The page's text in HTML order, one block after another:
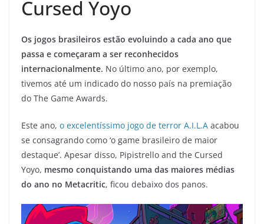
Cursed Yoyo
Os jogos brasileiros estão evoluindo a cada ano que
passa e começaram a ser reconhecidos
internacionalmente. No último ano, por exemplo,
tivemos até um indicado do nosso país na premiação
do The Game Awards.
Este ano, o excelentíssimo jogo de terror A.I.L.A acabou
se consagrando como ‘o game brasileiro de maior
destaque’. Apesar disso, Pipistrello and the Cursed
Yoyo, mesmo conquistando uma das maiores médias
do ano no Metacritic, ficou debaixo dos panos.